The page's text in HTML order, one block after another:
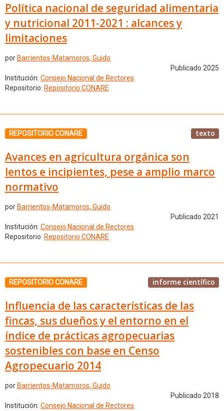
Política nacional de seguridad alimentaria
y nutricional 2011-2021 : alcances y
limitaciones
por Barrientos-Matamoros, Guido
Publicado 2025
Institución: Consejo Nacional de Rectores
Repositorio: Repositorio CONARE
REPOSITORIO CONARE texto
Avances en agricultura orgánica son
lentos e incipientes, pese a amplio marco
normativo
por Barrientos-Matamoros, Guido
Publicado 2021
Institución: Consejo Nacional de Rectores
Repositorio: Repositorio CONARE
REPOSITORIO CONARE informe científico
Influencia de las características de las
fincas, sus dueños y el entorno en el
índice de prácticas agropecuarias
sostenibles con base en Censo
Agropecuario 2014
por Barrientos-Matamoros, Guido
Publicado 2018
Institución: Consejo Nacional de Rectores